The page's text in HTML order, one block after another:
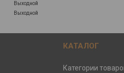
Выходной
Выходной
КАТАЛОГ
Категории